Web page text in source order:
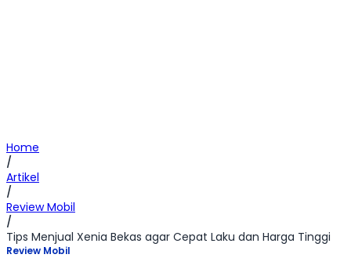
Home
/
Artikel
/
Review Mobil
/
Tips Menjual Xenia Bekas agar Cepat Laku dan Harga Tinggi
Review Mobil